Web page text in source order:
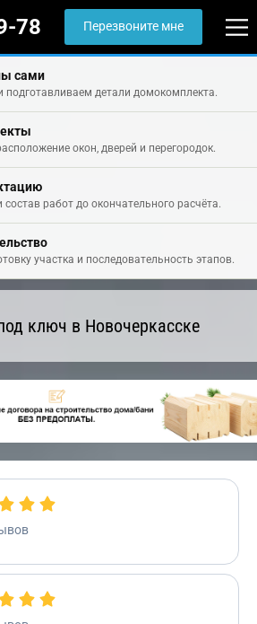
78 Перезвоните мне
сами
подготавливаем детали домокомплекта.
окон, дверей и перегородок.
работ до окончательного расчёта.
участка и последовательность этапов.
ключ в Новочеркасске